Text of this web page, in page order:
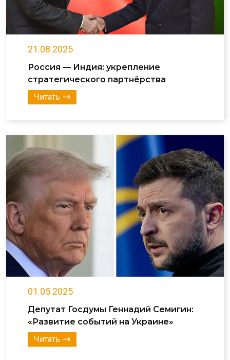
21.08.2025
Россия — Индия: укрепление
стратегического партнёрства
Читать
01.05.2025
Депутат Госдумы Геннадий Семигин:
«Развитие событий на Украине»
Читать